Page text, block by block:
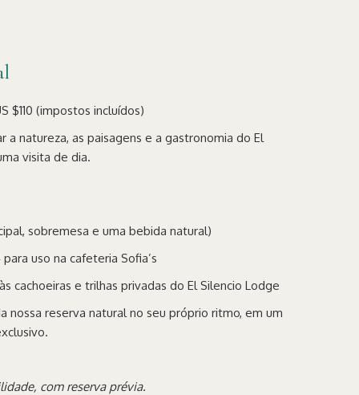
$110 (impostos incluídos)
a natureza, as paisagens e a gastronomia do El
visita de dia.
sobremesa e uma bebida natural)
uso na cafeteria Sofia’s
cachoeiras e trilhas privadas do El Silencio Lodge
nossa reserva natural no seu próprio ritmo, em um
com reserva prévia.